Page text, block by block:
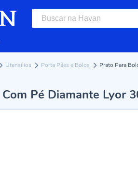
Utensílios Porta Pães e Bolos Prato Para
Pé Diamante Lyor